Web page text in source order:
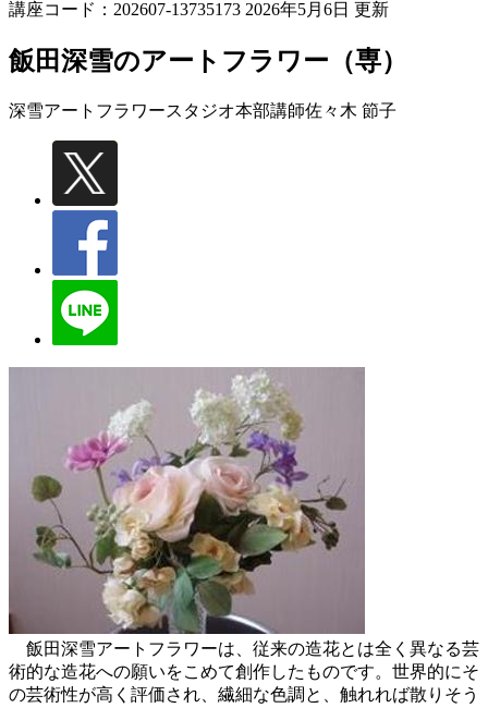
講座コード：202607-13735173 2026年5月6日 更新
飯田深雪のアートフラワー（専）
深雪アートフラワースタジオ本部講師佐々木 節子
飯田深雪アートフラワーは、従来の造花とは全く異なる芸
術的な造花への願いをこめて創作したものです。世界的にそ
の芸術性が高く評価され、繊細な色調と、触れれば散りそう